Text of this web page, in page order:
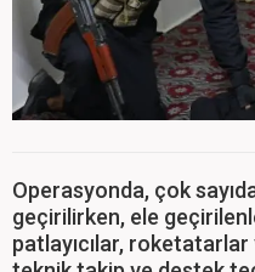
Operasyonda, çok
geçirilirken, ele
patlayıcılar, roketatarlar